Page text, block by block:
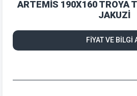
ARTEMİS 190X160 TROYA
JAKUZİ
FİYAT VE BİLGİ